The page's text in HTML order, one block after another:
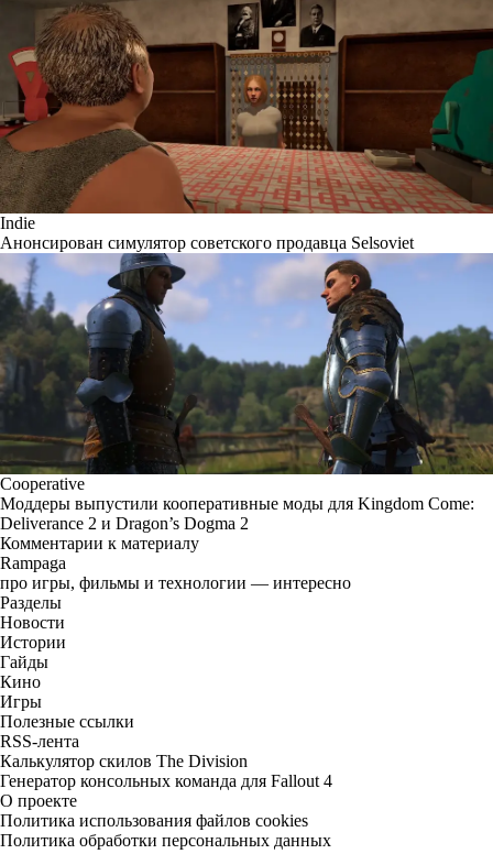
Indie
Анонсирован симулятор советского продавца Selsoviet
Cooperative
Моддеры выпустили кооперативные моды для Kingdom Come:
Deliverance 2 и Dragon’s Dogma 2
Комментарии к материалу
Rampaga
про игры, фильмы и технологии — интересно
Разделы
Новости
Истории
Гайды
Кино
Игры
Полезные ссылки
RSS-лента
Калькулятор скилов The Division
Генератор консольных команда для Fallout 4
О проекте
Политика использования файлов cookies
Политика обработки персональных данных